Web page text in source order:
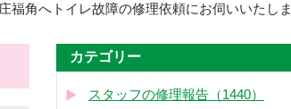
福角へトイレ故障の修理依頼にお伺いいたしま
カテゴリー
スタッフの修理報告（1440）